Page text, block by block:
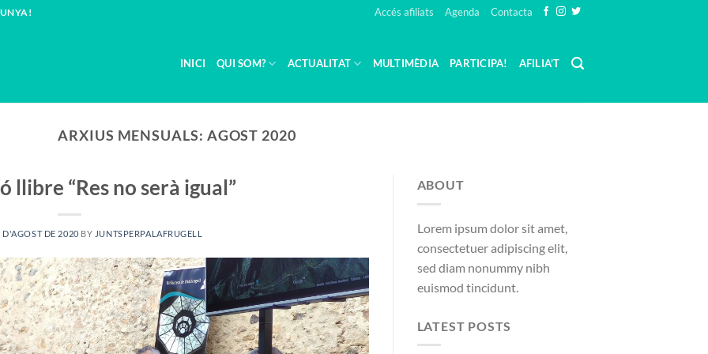
Accés afiliats Agenda Contacta
INICI QUI SOM? ACTUALITAT MULTIMÈDIA PARTICIPA! AFILIA’T
ARXIUS MENSUALS: AGOST 2020
llibre “Res no serà igual”
D'AGOST DE 2020 BY JUNTSPERPALAFRUGELL
ABOUT
Lorem ipsum dolor sit amet,
consectetuer adipiscing elit,
sed diam nonummy nibh
euismod tincidunt.
LATEST POSTS